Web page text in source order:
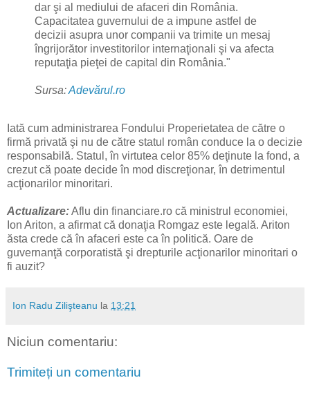
dar şi al mediului de afaceri din România.
Capacitatea guvernului de a impune astfel de
decizii asupra unor companii va trimite un mesaj
îngrijorător investitorilor internaţionali şi va afecta
reputaţia pieţei de capital din România."
Sursa:Adevărul.ro
Iată cum administrarea Fondului Properietatea de către o
firmă privată şi nu de către statul român conduce la o decizie
responsabilă. Statul, în virtutea celor 85% deţinute la fond, a
crezut că poate decide în mod discreţionar, în detrimentul
acţionarilor minoritari.
Actualizare:Aflu din financiare.ro că ministrul economiei,
Ion Ariton, a afirmat că donaţia Romgaz este legală. Ariton
ăsta crede că în afaceri este ca în politică. Oare de
guvernanţă corporatistă şi drepturile acţionarilor minoritari o
fi auzit?
Ion Radu Zilişteanu la 13:21
Niciun comentariu:
Trimiteți un comentariu